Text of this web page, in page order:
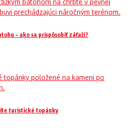
– ako sa prispôsobiť záťaži?
turistické topánky